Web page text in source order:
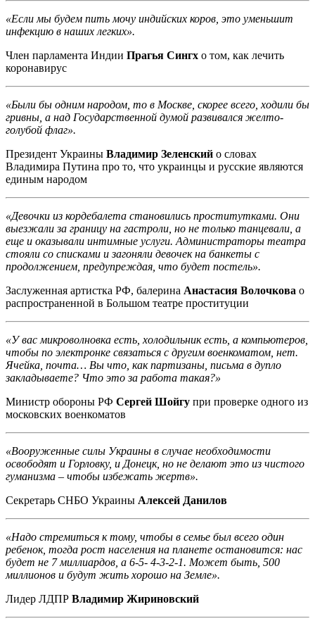
«Если мы будем пить мочу индийских коров, это уменьшит
инфекцию в наших легких».
Член парламента Индии Прагья Сингх о том, как лечить
коронавирус
«Были бы одним народом, то в Москве, скорее всего, ходили бы
гривны, а над Государственной думой развивался желто-
голубой флаг».
Президент Украины Владимир Зеленский о словах
Владимира Путина про то, что украинцы и русские являются
единым народом
«Девочки из кордебалета становились проститутками. Они
выезжали за границу на гастроли, но не только танцевали, а
еще и оказывали интимные услуги. Администраторы театра
стояли со списками и загоняли девочек на банкеты с
продолжением, предупреждая, что будет постель».
Заслуженная артистка РФ, балерина Анастасия Волочкова о
распространенной в Большом театре проституции
«У вас микроволновка есть, холодильник есть, а компьютеров,
чтобы по электронке связаться с другим военкоматом, нет.
Ячейка, почта… Вы что, как партизаны, письма в дупло
закладываете? Что это за работа такая?»
Министр обороны РФ Сергей Шойгу при проверке одного из
московских военкоматов
«Вооруженные силы Украины в случае необходимости
освободят и Горловку, и Донецк, но не делают это из чистого
гуманизма – чтобы избежать жертв».
Секретарь СНБО Украины Алексей Данилов
«Надо стремиться к тому, чтобы в семье был всего один
ребенок, тогда рост населения на планете остановится: нас
будет не 7 миллиардов, а 6-5- 4-3-2-1. Может быть, 500
миллионов и будут жить хорошо на Земле».
Лидер ЛДПР Владимир Жириновский